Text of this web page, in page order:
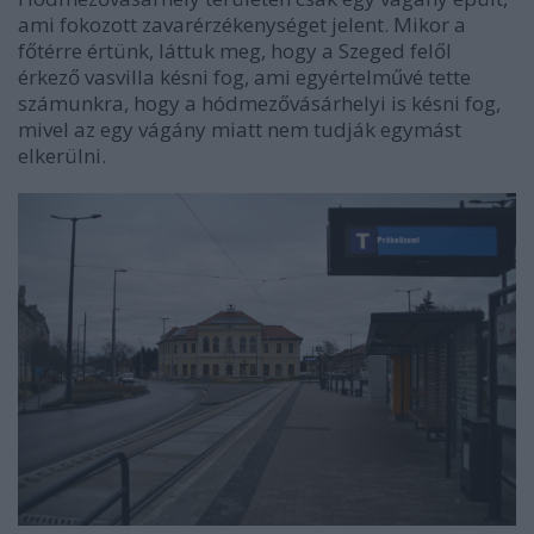
ami fokozott zavarérzékenységet jelent. Mikor a
főtérre értünk, láttuk meg, hogy a Szeged felől
érkező vasvilla késni fog, ami egyértelművé tette
számunkra, hogy a hódmezővásárhelyi is késni fog,
mivel az egy vágány miatt nem tudják egymást
elkerülni.